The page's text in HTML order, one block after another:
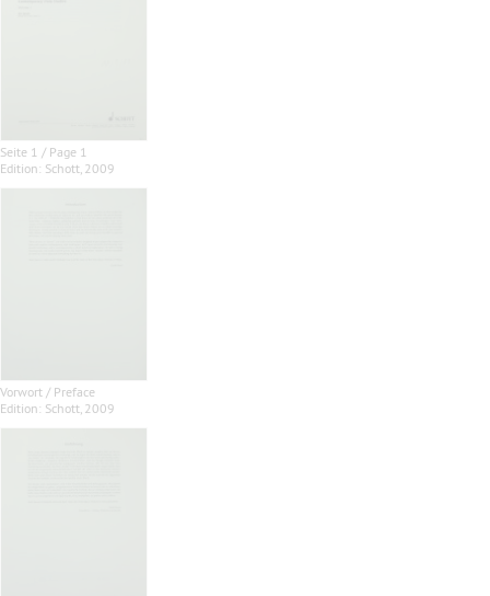
Seite 1 / Page 1
Edition: Schott, 2009
Vorwort / Preface
Edition: Schott, 2009